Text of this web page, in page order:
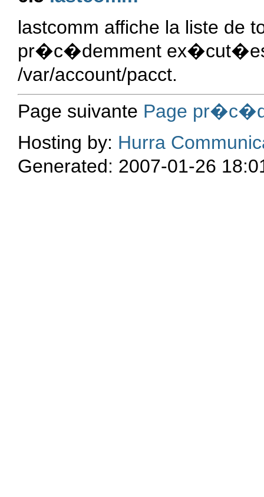
lastcomm affiche la liste de
pr�c�demment
/var/account/pacct.
Page suivante Page
Hosting by: Hurra
Generated: 2007-01-26